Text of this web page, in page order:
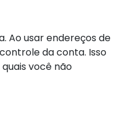
Ao usar endereços de
da conta. Isso
você não